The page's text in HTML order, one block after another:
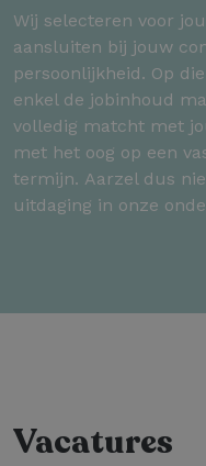
Wij selecteren voor
aansluiten bij jouw
persoonlijkheid. Op
enkel de jobinhoud
volledig matcht met
met het oog op een
termijn. Aarzel dus
uitdaging in onze
Vacatures